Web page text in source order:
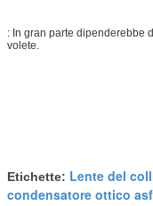
: In gran parte dipenderebbe
volete.
Etichette: Lente del
condensatore ottico